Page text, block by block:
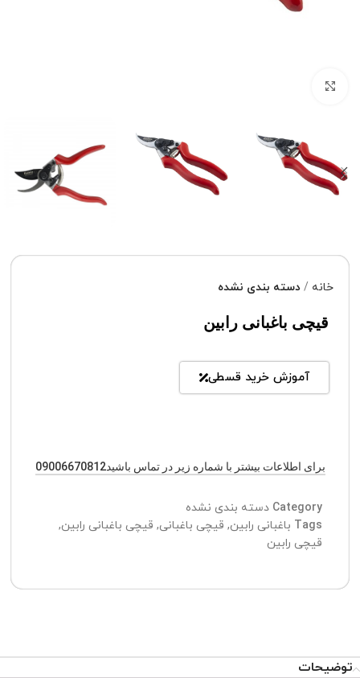
خانه دسته بندی نشده
قیچی باغبانی رابین
آموزش خرید قسطی
برای اطلاعات بیشتر با شماره زیر در تماس باشید09006670812
Category دسته بندی نشده
Tags باغبانی رابین, قیچی باغبانی, قیچی باغبانی رابین,
قیچی رابین
توضیحات